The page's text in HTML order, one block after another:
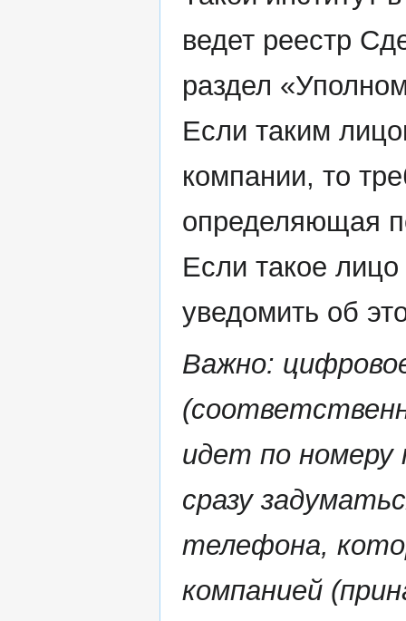
ведет реестр
раздел
Если таким
компании, то
определяющая
Если такое
уведомить об
Важно:
идет по
сразу
телефона,
компанией